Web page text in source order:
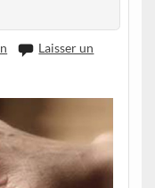
Laisser un